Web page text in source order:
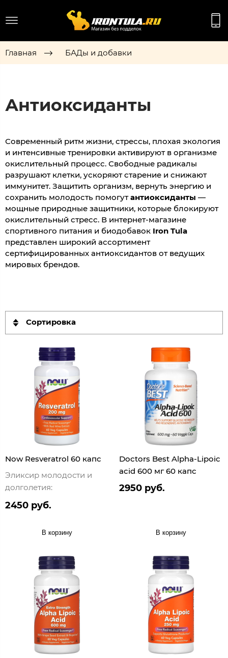
Главная БАДы и добавки
Антиоксиданты
Современный ритм жизни, стрессы, плохая экология
и интенсивные тренировки активируют в организме
окислительный процесс. Свободные радикалы
разрушают клетки, ускоряют старение и снижают
иммунитет. Защитить организм, вернуть энергию и
сохранить молодость помогутантиоксиданты —
мощные природные защитники, которые блокируют
окислительный стресс. В интернет-магазине
спортивного питания и биодобавок Iron Tula
представлен широкий ассортимент
сертифицированных антиоксидантов от ведущих
мировых брендов.
Сортировка
Now Resveratrol 60 капс
Эликсир молодости и
долголетия:
2450 руб.
В корзину
Doctors Best Alpha-Lipoic
acid 600 мг 60 капс
2950 руб.
В корзину